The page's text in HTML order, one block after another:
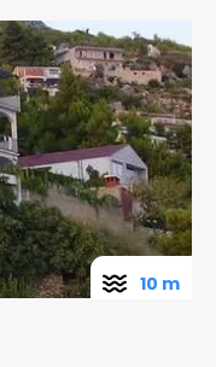
10 m